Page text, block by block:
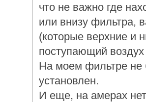
что не важно где
или внизу фильтра,
(которые верхние и
поступающий
На моем фильтре не
установлен.
И еще, на амерах